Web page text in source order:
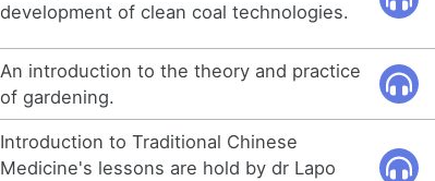
development of clean coal technologies.
An introduction to the theory and practice
of gardening.
Introduction to Traditional Chinese
Medicine's lessons are hold by dr Lapo